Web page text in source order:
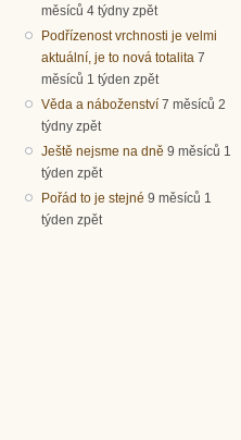
měsíců 4 týdny zpět
Podřízenost vrchnosti je velmi
aktuální, je to nová totalita 7
měsíců 1 týden zpět
Věda a náboženství 7 měsíců 2
týdny zpět
Ještě nejsme na dně 9 měsíců 1
týden zpět
Pořád to je stejné 9 měsíců 1
týden zpět